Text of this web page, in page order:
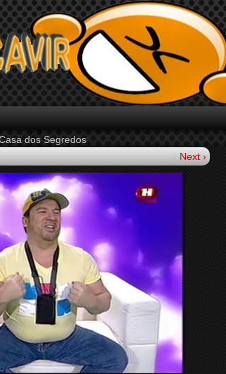
dos Segredos
Next ›